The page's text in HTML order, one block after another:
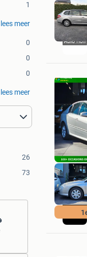
1
lees meer
0
0
0
lees meer
26
73